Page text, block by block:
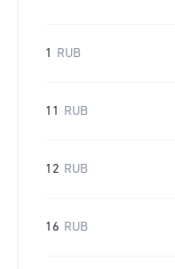
1 RUB
11 RUB
12 RUB
16 RUB